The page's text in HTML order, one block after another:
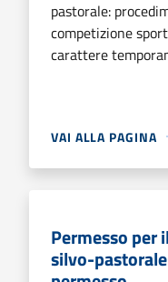
pastorale:
competizione
carattere
VAI ALLA PAGINA
Permesso
silvo-